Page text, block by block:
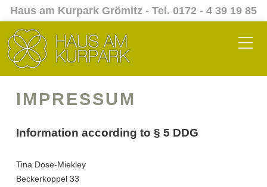
Haus am Kurpark Grömitz - Tel. 0172 - 4 39 19 85
IMPRESSUM
Information according to § 5 DDG
Tina Dose-Miekley
Beckerkoppel 33